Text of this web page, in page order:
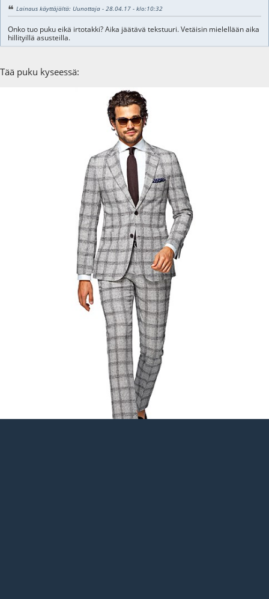
Lainaus käyttäjältä: Uunottaja - 28.04.17 - klo:10:32
Onko tuo puku eikä irtotakki? Aika jäätävä tekstuuri. Vetäisin mielellään aika
hillityillä asusteilla.
Tää puku kyseessä: